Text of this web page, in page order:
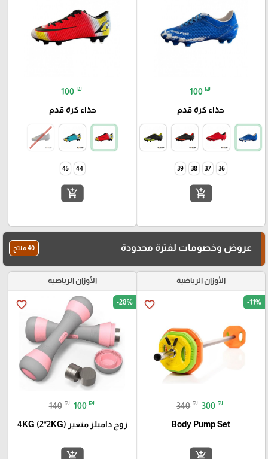
100 ₪
حذاء كرة قدم
36
37
38
39
add_shopping_cart
100 ₪
حذاء كرة قدم
44
45
add_shopping_cart
عروض وخصومات لفترة محدودة 40 منتج
الأوزان الرياضية
favorite_border -11%
340 ₪ 300 ₪
Body Pump Set
add_shopping_cart
الأوزان الرياضية
favorite_border -28%
140 ₪ 100 ₪
زوج دامبلز متغير 4KG (2*2KG)
add_shopping_cart